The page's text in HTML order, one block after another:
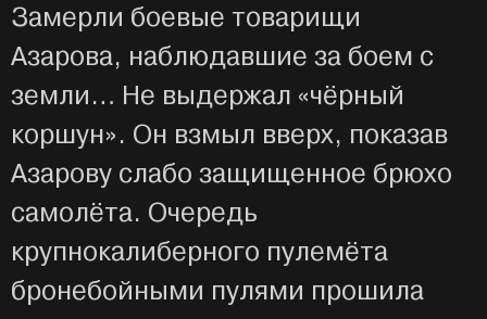
Замерли боевые товарищи
Азарова, наблюдавшие за боем с
земли… Не выдержал «чёрный
коршун». Он взмыл вверх, показав
Азарову слабо защищенное брюхо
самолёта. Очередь
крупнокалиберного пулемёта
бронебойными пулями прошила